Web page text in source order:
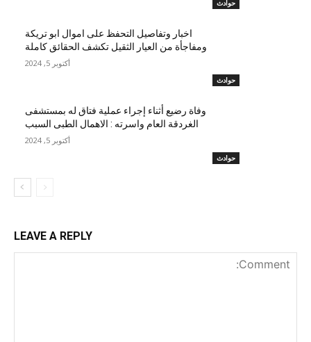
حوادث
حوادث
اخبار وتفاصيل التحفظ على اموال ابو تريكة
ومفاجأة من العيار الثقيل تكشف الحقائق كاملة
أكتوبر 5, 2024
حوادث
وفاة رضيع أثناء إجراء عملية فتاق له بمستشفى
الغردقة العام واسرته : الاهمال الطبى السبب
أكتوبر 5, 2024
LEAVE A REPLY